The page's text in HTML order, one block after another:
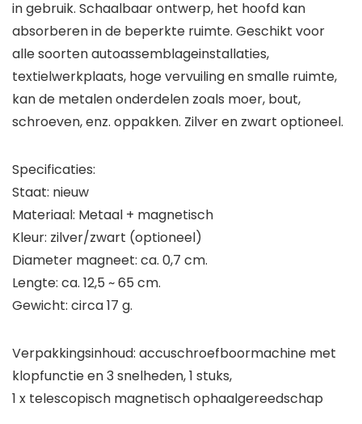
in gebruik. Schaalbaar ontwerp, het hoofd kan
absorberen in de beperkte ruimte. Geschikt voor
alle soorten autoassemblageinstallaties,
textielwerkplaats, hoge vervuiling en smalle ruimte,
kan de metalen onderdelen zoals moer, bout,
schroeven, enz. oppakken. Zilver en zwart optioneel.
Specificaties:
Staat: nieuw
Materiaal: Metaal + magnetisch
Kleur: zilver/zwart (optioneel)
Diameter magneet: ca. 0,7 cm.
Lengte: ca. 12,5 ~ 65 cm.
Gewicht: circa 17 g.
Verpakkingsinhoud: accuschroefboormachine met
klopfunctie en 3 snelheden, 1 stuks,
1 x telescopisch magnetisch ophaalgereedschap